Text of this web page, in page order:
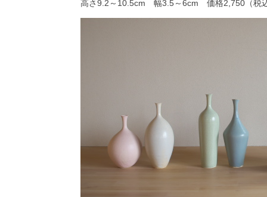
高さ9.2～10.5cm 幅3.5～6cm 価格2,750（税